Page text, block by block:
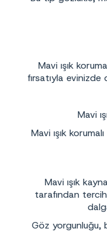
Mavi ışık
fırsatıyla
Mavi
Mavi ışık
Mavi ışık
tarafından
Göz yorgunluğu,